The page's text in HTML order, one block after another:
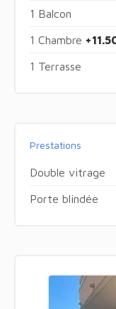
1 Balcon
1 Chambre
1 Terrasse
Prestations
Double vitrage
Porte blindée